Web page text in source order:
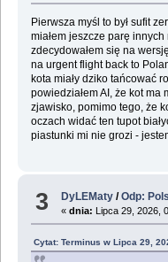
Pierwsza myśl to był sufit
miałem jeszcze parę
zdecydowałem się na
na urgent flight back to
kota miały dziko tańcować
powiedziałem AI, że kot ma
zjawisko, pomimo tego, że
oczach widać ten tupot
piastunki mi nie grozi -
3 DyLEMaty /Odp:
«dnia: Lipca 29, 2026,
Cytat: Terminus w Lipca 29,